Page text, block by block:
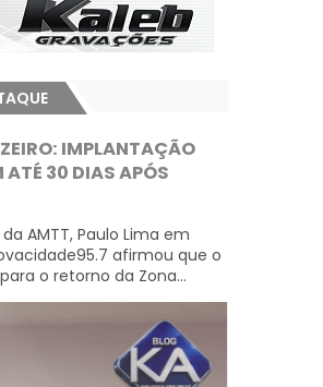
IMPLANTAÇÃO
ATÉ 30 DIAS APÓS
AMTT, Paulo Lima em
afirmou que o
o retorno da Zona...